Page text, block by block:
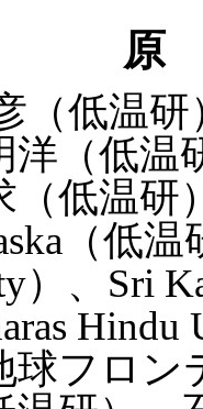
原
（低温研
（低温
低温研
（低
）、Sri
球フロ